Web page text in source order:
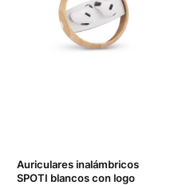
Auriculares inalámbricos
SPOTI blancos con logo